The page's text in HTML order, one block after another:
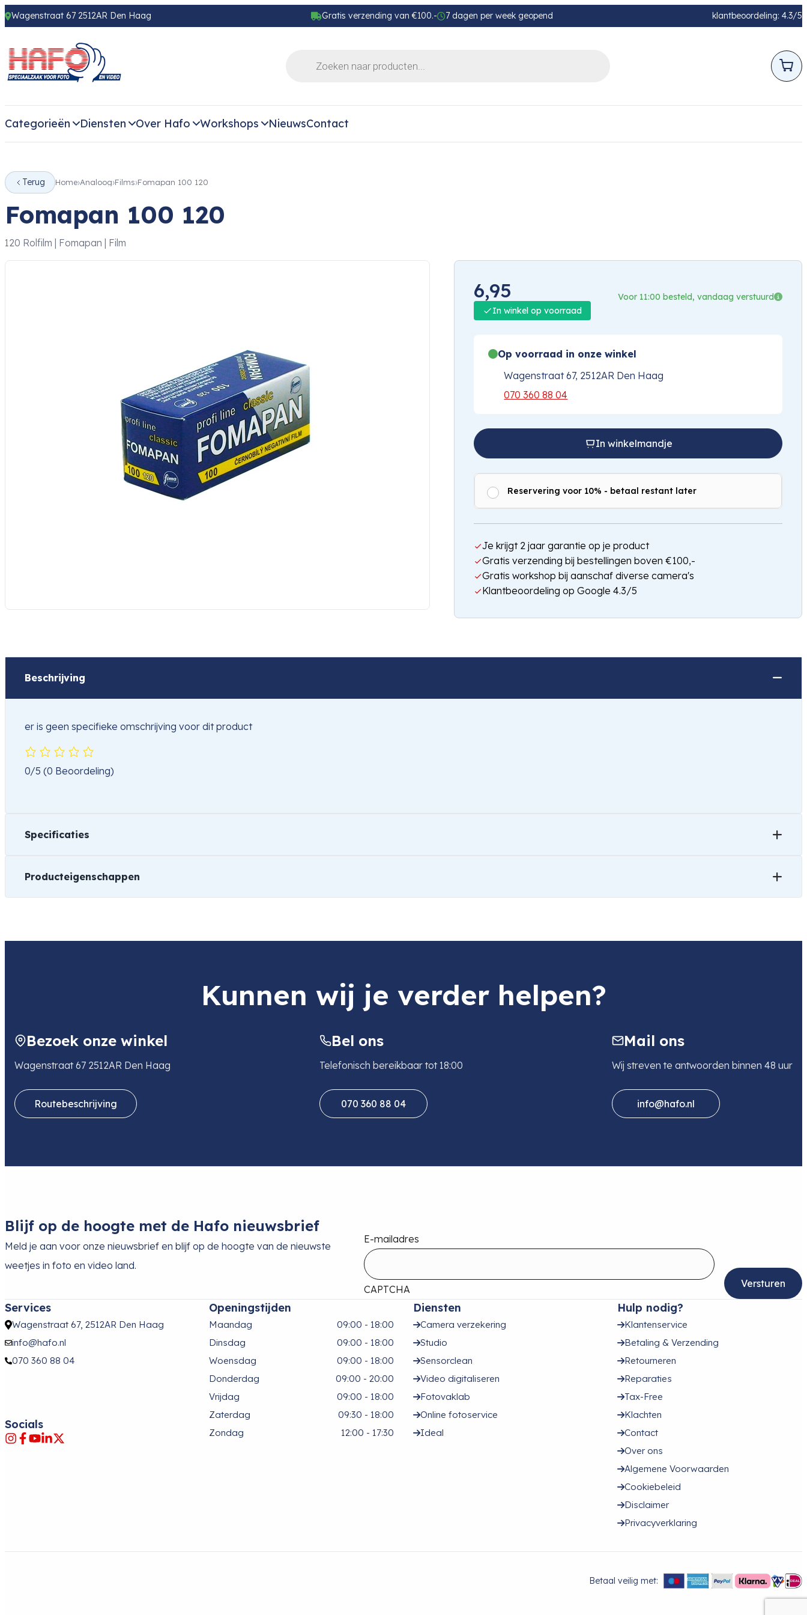
Wagenstraat 67 2512AR Den Haag Gratis verzending van €100.- 7 dagen per week geopend klantbeoordeling: 4.3/5
Categorieën Diensten Over Hafo Workshops NieuwsContact
Terug Home Analoog Films Fomapan 100 120
Fomapan 100 120
120 Rolfilm | Fomapan | Film
6,95
Voor 11:00 besteld, vandaag verstuurd
In winkel op voorraad
Op voorraad in onze winkel
Wagenstraat 67, 2512AR Den Haag
070 360 88 04
In winkelmandje
Reservering voor 10% - betaal restant later
Je krijgt 2 jaar garantie op je product
Gratis verzending bij bestellingen boven €100,-
Gratis workshop bij aanschaf diverse camera's
Klantbeoordeling op Google 4.3/5
Beschrijving
er is geen specifieke omschrijving voor dit product
0/5 (0 Beoordeling)
Specificaties
Producteigenschappen
Kunnen wij je verder helpen?
Bezoek onze winkel
Wagenstraat 67 2512AR Den Haag
Routebeschrijving
Bel ons
Telefonisch bereikbaar tot 18:00
070 360 88 04
Mail ons
Wij streven te antwoorden binnen 48 uur
info@hafo.nl
Blijf op de hoogte met de Hafo nieuwsbrief
Meld je aan voor onze nieuwsbrief en blijf op de hoogte van de nieuwste
weetjes in foto en video land.
E-mailadres
CAPTCHA
Services
Wagenstraat 67, 2512AR Den Haag
info@hafo.nl
070 360 88 04
Socials
Openingstijden
Maandag
09:00 - 18:00
Dinsdag
09:00 - 18:00
Woensdag
09:00 - 18:00
Donderdag
09:00 - 20:00
Vrijdag
09:00 - 18:00
Zaterdag
09:30 - 18:00
Zondag
12:00 - 17:30
Diensten
Camera verzekering
Studio
Sensorclean
Video digitaliseren
Fotovaklab
Online fotoservice
Ideal
Hulp nodig?
Klantenservice
Betaling & Verzending
Retourneren
Reparaties
Tax-Free
Klachten
Contact
Over ons
Algemene Voorwaarden
Cookiebeleid
Disclaimer
Privacyverklaring
Betaal veilig met: